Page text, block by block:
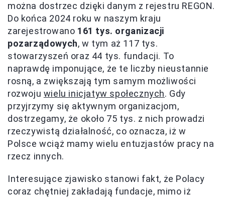
można dostrzec dzięki danym z rejestru REGON.
Do końca 2024 roku w naszym kraju
zarejestrowano 161 tys. organizacji
pozarządowych, w tym aż 117 tys.
stowarzyszeń oraz 44 tys. fundacji. To
naprawdę imponujące, że te liczby nieustannie
rosną, a zwiększają tym samym możliwości
rozwoju wielu inicjatyw społecznych. Gdy
przyjrzymy się aktywnym organizacjom,
dostrzegamy, że około 75 tys. z nich prowadzi
rzeczywistą działalność, co oznacza, iż w
Polsce wciąż mamy wielu entuzjastów pracy na
rzecz innych.
Interesujące zjawisko stanowi fakt, że Polacy
coraz chętniej zakładają fundacje, mimo iż